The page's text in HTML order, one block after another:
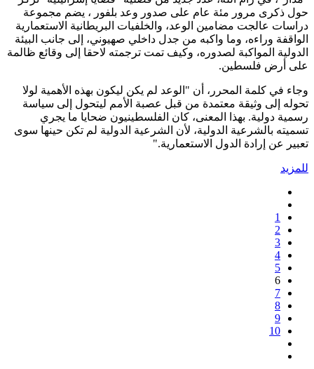
حول ذكرى مرور مئة عام على صدور وعد بلفور ، يضم مجموعة
دراسات عالجت مضامين الوعد، والخلفيات البريطانية الاستعمارية
الواقفة وراءه، وما واكبه من جدل داخلي صهيوني، إلى جانب البيئة
الدولية المواكبة لصدوره، وكيف تمت ترجمته لاحقا إلى وقائع ظالمة
على أرض فلسطين.
وجاء في كلمة المحرر، أن "الوعد لم يكن ليكون بهذه الأهمية لولا
تحوله إلى وثيقة معتمدة من قبل عصبة الأمم ليتحول إلى سياسة
رسمية دولية. بهذا المعنى، كان الفلسطينيون ضحايا ما يجري
تسميته بالشرعية الدولية، لأن الشرعية الدولية لم تكن حينها سوى
تعبير عن إرادة الدول الاستعمارية."
للمزيد
1
2
3
4
5
6
7
8
9
10